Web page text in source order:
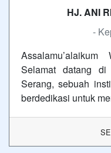
HJ. ANI
-
Assalamu’alaikum
Selamat datang
Serang, sebuah
berdedikasi untuk